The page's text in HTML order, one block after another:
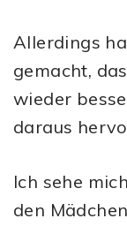
Allerdings
gemacht,
wieder
daraus
Ich sehe
den